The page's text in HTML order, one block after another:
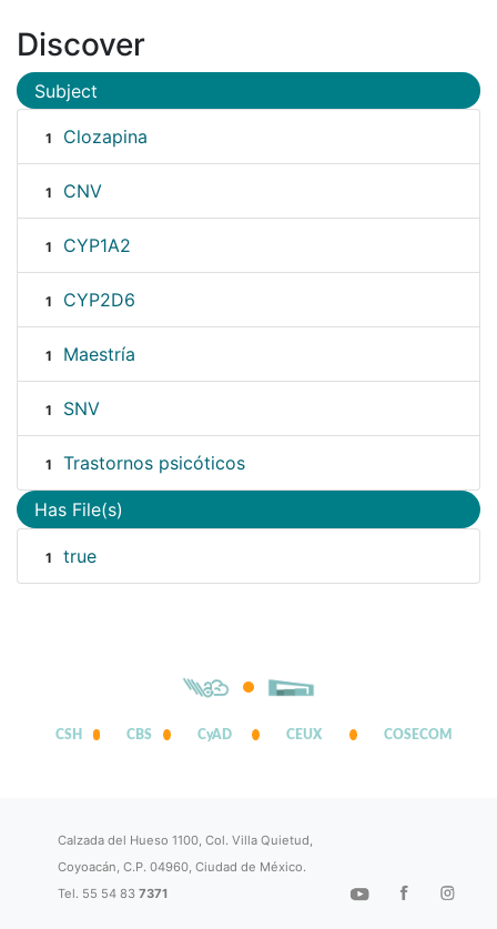
Discover
Subject
1 Clozapina
1 CNV
1 CYP1A2
1 CYP2D6
1 Maestría
1 SNV
1 Trastornos psicóticos
Has File(s)
1 true
CSH CBS CyAD CEUX COSECOM
Calzada del Hueso 1100, Col. Villa Quietud,
Coyoacán, C.P. 04960, Ciudad de México.
Tel. 55 54 837371